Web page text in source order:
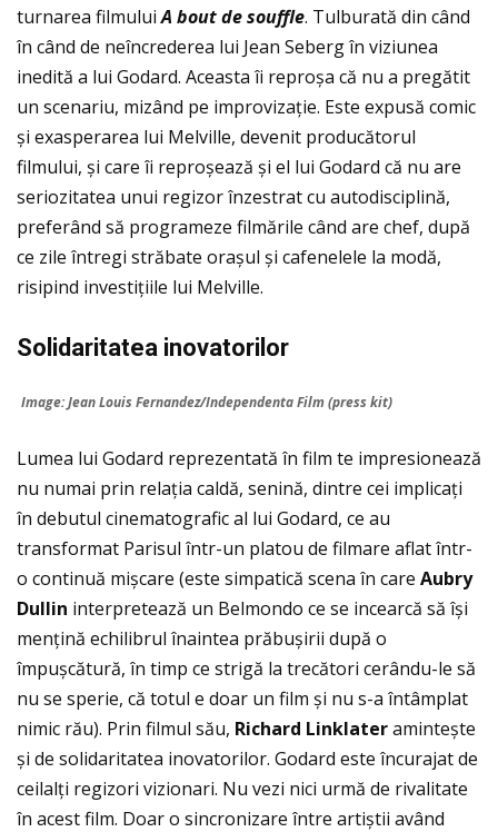
turnarea filmuluiA bout de souffle. Tulburată din când
în când de neîncrederea lui Jean Seberg în viziunea
inedită a lui Godard. Aceasta îi reproșa că nu a pregătit
un scenariu, mizând pe improvizaţie. Este expusă comic
și exasperarea lui Melville, devenit producătorul
filmului, și care îi reproșează și el lui Godard că nu are
seriozitatea unui regizor înzestrat cu autodisciplină,
preferând să programeze filmările când are chef, după
ce zile întregi străbate orașul și cafenelele la modă,
risipind investiţiile lui Melville.
Solidaritatea inovatorilor
Image: Jean Louis Fernandez/Independenta Film (press kit)
Lumea lui Godard reprezentată în film te impresionează
nu numai prin relaţia caldă, senină, dintre cei implicaţi
în debutul cinematografic al lui Godard, ce au
transformat Parisul într-un platou de filmare aflat într-
o continuă mișcare (este simpatică scena în care Aubry
Dullin interpretează un Belmondo ce se incearcă să își
menţină echilibrul înaintea prăbușirii după o
împușcătură, în timp ce strigă la trecători cerându-le să
nu se sperie, că totul e doar un film și nu s-a întâmplat
nimic rău). Prin filmul său, Richard Linklateramintește
și de solidaritatea inovatorilor. Godard este încurajat de
ceilalţi regizori vizionari. Nu vezi nici urmă de rivalitate
în acest film. Doar o sincronizare între artiștii având